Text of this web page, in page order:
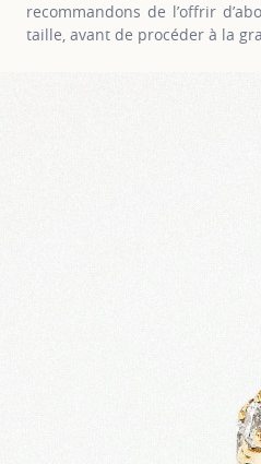
recommandons de l’offrir
taille, avant de procéder à la